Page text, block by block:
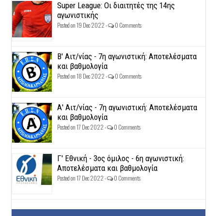
Super League: Οι διαιτητές της 14ης
αγωνιστικής
Posted on 19 Dec 2022 - 0 Comments
Β' Αιτ/νίας - 7η αγωνιστική: Αποτελέσματα
και βαθμολογία
Posted on 18 Dec 2022 - 0 Comments
Α' Αιτ/νίας - 7η αγωνιστική: Αποτελέσματα
και βαθμολογία
Posted on 17 Dec 2022 - 0 Comments
Γ' Εθνική - 3ος όμιλος - 6η αγωνιστική:
Αποτελέσματα και βαθμολογία
Posted on 17 Dec 2022 - 0 Comments